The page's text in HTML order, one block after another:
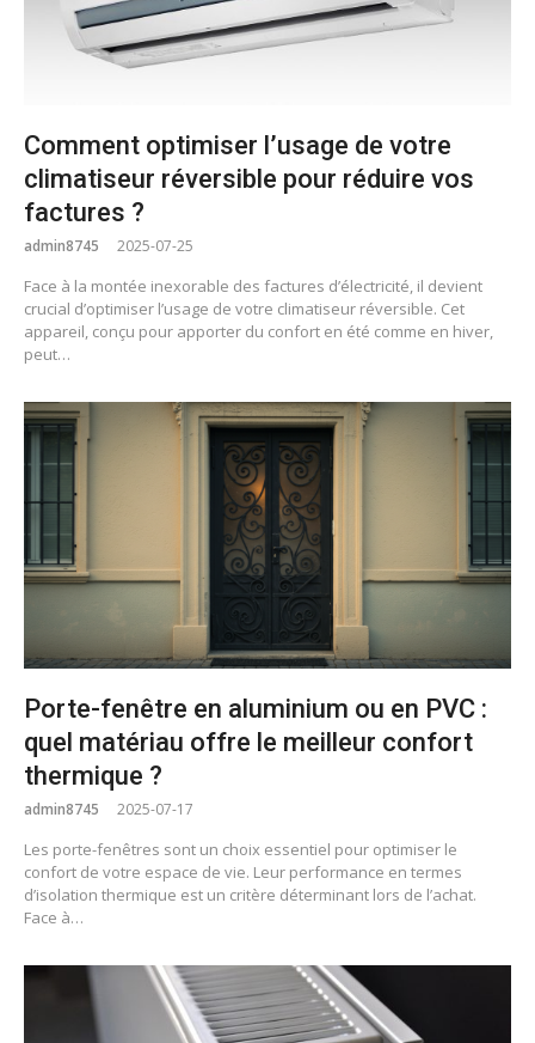
Comment optimiser l’usage de votre
climatiseur réversible pour réduire vos
factures ?
admin8745 2025-07-25
Face à la montée inexorable des factures d’électricité, il devient
crucial d’optimiser l’usage de votre climatiseur réversible. Cet
appareil, conçu pour apporter du confort en été comme en hiver,
peut…
Porte-fenêtre en aluminium ou en PVC :
quel matériau offre le meilleur confort
thermique ?
admin8745 2025-07-17
Les porte-fenêtres sont un choix essentiel pour optimiser le
confort de votre espace de vie. Leur performance en termes
d’isolation thermique est un critère déterminant lors de l’achat.
Face à…